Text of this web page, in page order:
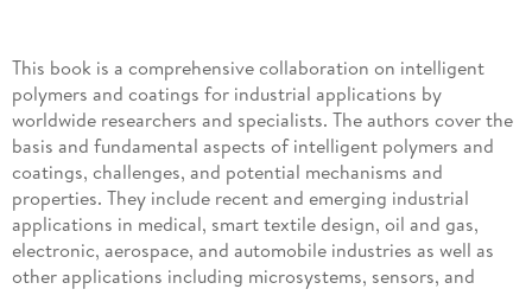
This book is a comprehensive collaboration on intelligent
polymers and coatings for industrial applications by
worldwide researchers and specialists. The authors cover the
basis and fundamental aspects of intelligent polymers and
coatings, challenges, and potential mechanisms and
properties. They include recent and emerging industrial
applications in medical, smart textile design, oil and gas,
electronic, aerospace, and automobile industries as well as
other applications including microsystems, sensors, and